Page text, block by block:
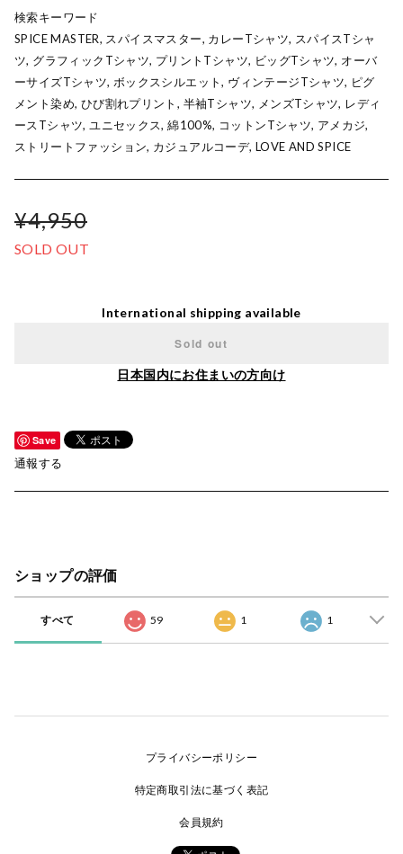
検索キーワード
SPICE MASTER, スパイスマスター, カレーTシャツ, スパイスTシャ
ツ, グラフィックTシャツ, プリントTシャツ, ビッグTシャツ, オーバ
ーサイズTシャツ, ボックスシルエット, ヴィンテージTシャツ, ピグ
メント染め, ひび割れプリント, 半袖Tシャツ, メンズTシャツ, レディ
ースTシャツ, ユニセックス, 綿100%, コットンTシャツ, アメカジ,
ストリートファッション, カジュアルコーデ, LOVE AND SPICE
¥4,950
SOLD OUT
International shipping available
Sold out
日本国内にお住まいの方向け
Save
通報する
ショップの評価
すべて 59 1 1
プライバシーポリシー
特定商取引法に基づく表記
会員規約